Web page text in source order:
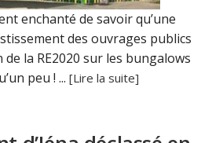
enchanté de savoir qu’une
des ouvrages publics
de la RE2020 sur les bungalows
peu ! ...[Lire la suite]